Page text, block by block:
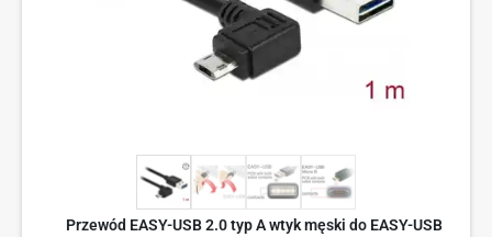
Przewód EASY-USB 2.0 typ A wtyk męski do EASY-USB